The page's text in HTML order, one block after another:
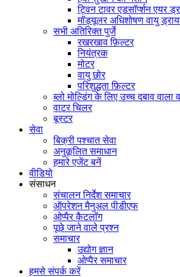
ट्विन टावर एडसॉर्प्शन एयर
मॉड्यूलर अधिशोषण वायु
सभी अतिरिक्त पुर्जे
रखरखाव फ़िल्टर
नियंत्रक
मोटर
वायु छोर
परिशुद्धता फ़िल्टर
ब्लो मोल्डिंग के लिए उच्च दबाव वाला
वाटर चिलर
बूस्टर
सेवा
बिक्री पश्चात सेवा
अनुकूलित समाधान
हमारे एजेंट बनें
वीडियो
संसाधन
संचालन निर्देश समाचार
ऑपरेशन मैनुअल पीडीएफ
ओप्पैर कैटलॉग
पूछे जाने वाले प्रश्न
समाचार
उद्योग ज्ञान
ओप्पैर समाचार
हमसे संपर्क करें